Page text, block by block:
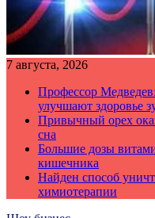
7 августа, 2026
Профессор
улучшают здоровье
Привычный орех
сна
Большие дозы
кишечника
Найден способ
химиотерапии